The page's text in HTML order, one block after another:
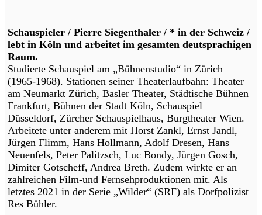
Schauspieler / Pierre Siegenthaler / * in der Schweiz /
lebt in Köln und arbeitet im gesamten deutsprachigen
Raum.
Studierte Schauspiel am „Bühnenstudio“ in Zürich
(1965-1968). Stationen seiner Theaterlaufbahn: Theater
am Neumarkt Zürich, Basler Theater, Städtische Bühnen
Frankfurt, Bühnen der Stadt Köln, Schauspiel
Düsseldorf, Zürcher Schauspielhaus, Burgtheater Wien.
Arbeitete unter anderem mit Horst Zankl, Ernst Jandl,
Jürgen Flimm, Hans Hollmann, Adolf Dresen, Hans
Neuenfels, Peter Palitzsch, Luc Bondy, Jürgen Gosch,
Dimiter Gotscheff, Andrea Breth. Zudem wirkte er an
zahlreichen Film-und Fernsehproduktionen mit. Als
letztes 2021 in der Serie „Wilder“ (SRF) als Dorfpolizist
Res Bühler.